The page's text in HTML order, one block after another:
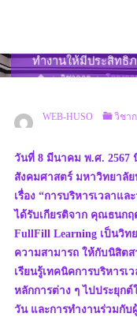
ทำงานให้มีประสิทธิ
HOMEวิชาการ
โครงกา
WEB-HUSO วิชา
วันที่ 8 มีนาคม พ.ศ.
สังคมศาสตร์ มหาวิทยาลัย
เรื่อง “การบริหารเวลาแ
ได้รับเกียรติจาก คุณธนก
FullFill Learning เป็นวิท
ความสามารถ ให้กับนิสิต
เรียนรู้เทคนิคการบริหารเ
หลักการต่าง ๆ ไปประยุก
วัน และการทำงานร่วมกับ